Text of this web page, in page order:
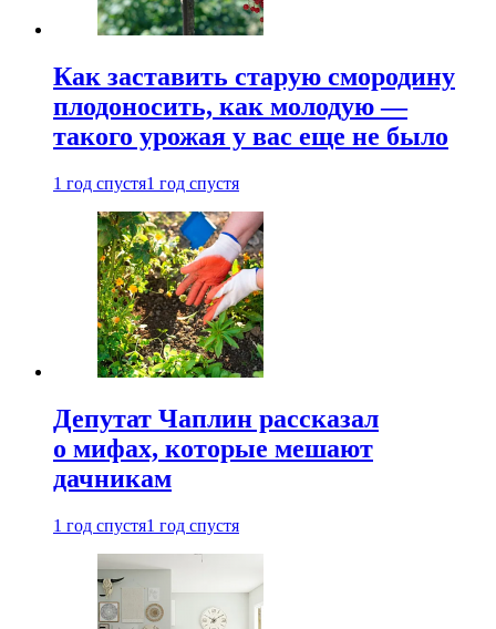
Как заставить старую смородину
плодоносить, как молодую —
такого урожая у вас еще не было
1 год спустя1 год спустя
Депутат Чаплин рассказал
о мифах, которые мешают
дачникам
1 год спустя1 год спустя